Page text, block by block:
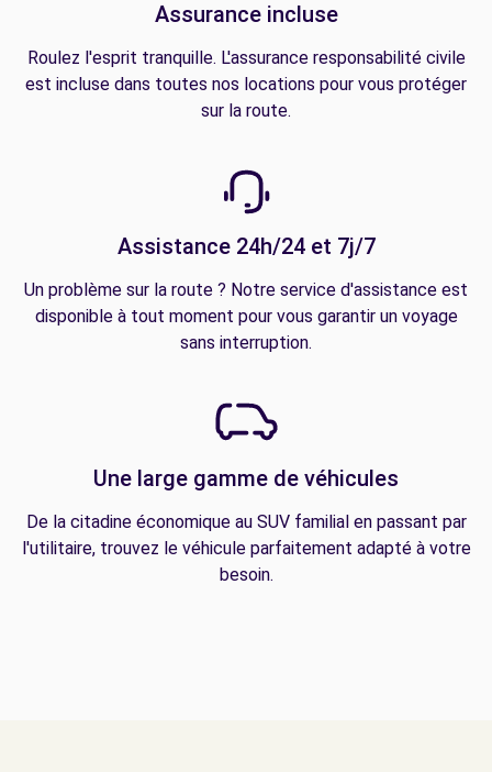
Assurance incluse
Roulez l'esprit tranquille. L'assurance responsabilité civile
est incluse dans toutes nos locations pour vous protéger
sur la route.
Assistance 24h/24 et 7j/7
Un problème sur la route ? Notre service d'assistance est
disponible à tout moment pour vous garantir un voyage
sans interruption.
Une large gamme de véhicules
De la citadine économique au SUV familial en passant par
l'utilitaire, trouvez le véhicule parfaitement adapté à votre
besoin.